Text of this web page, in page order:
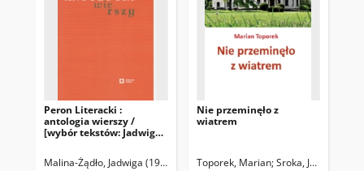
Peron Literacki :
antologia wierszy /
[wybór tekstów: Jadwiga
Malina-Żądło, Jadwiga (1974- )
Nie przeminęło z
wiatrem
Toporek, Marian Sroka, Joanna